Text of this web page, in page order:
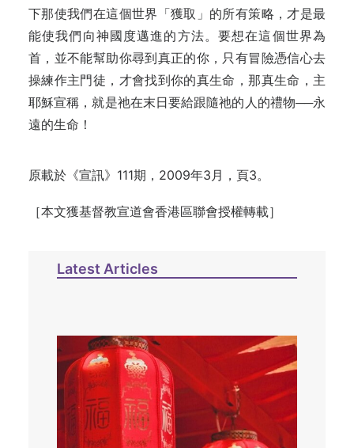
下那使我們在這個世界「獲取」的所有策略，才是最
能使我們向神國度邁進的方法。要想在這個世界為
首，並不能幫助你尋到真正的你，只有冒險憑信心去
操練作主門徒，才會找到你的真生命，那真生命，主
耶穌宣稱，就是祂在末日要給跟隨祂的人的禮物──永
遠的生命！
原載於《宣訊》111期，2009年3月，頁3。
［本文獲基督教宣道會香港區聯會授權轉載］
Latest Articles